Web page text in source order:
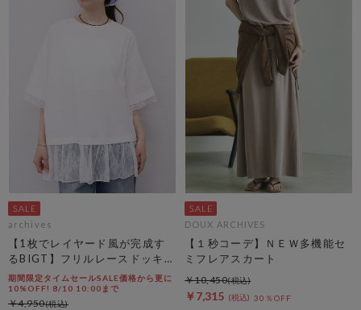
archives
【1枚でレイヤード風が完成す
るBIGT】フリルレースドッキン
グＢＩＧＴＥＥ
期間限定タイムセールSALE価格から更に
10%OFF! 8/10 10:00まで
￥4,950
DOUX ARCHIVES
【１秒コーデ】ＮＥＷ多機能セ
ミフレアスカート
￥7,315 30％OFF
￥10,450